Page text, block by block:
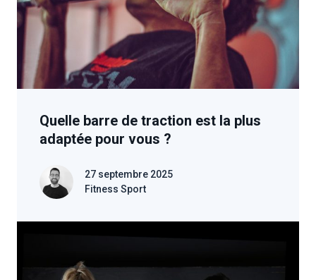
Quelle barre de traction est la plus
adaptée pour vous ?
27 septembre 2025
Fitness Sport